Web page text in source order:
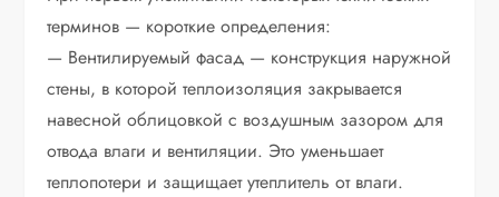
терминов — короткие определения:
— Вентилируемый фасад — конструкция наружной
стены, в которой теплоизоляция закрывается
навесной облицовкой с воздушным зазором для
отвода влаги и вентиляции. Это уменьшает
теплопотери и защищает утеплитель от влаги.